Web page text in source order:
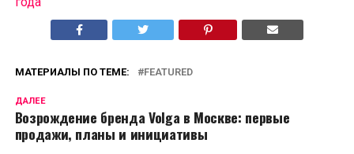
МАТЕРИАЛЫ ПО ТЕМЕ: FEATURED
ДАЛЕЕ
Возрождение бренда Volga в Москве: первые
продажи, планы и инициативы